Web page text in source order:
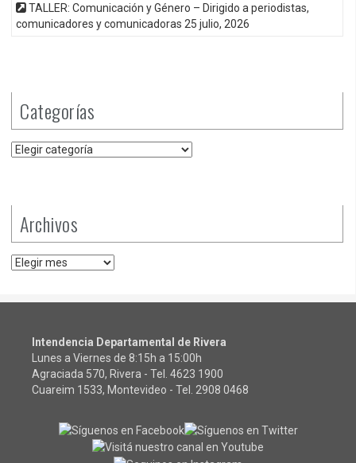
TALLER: Comunicación y Género – Dirigido a periodistas,
comunicadores y comunicadoras 25 julio, 2026
Categorías
Categorías
Archivos
Archivos
Intendencia Departamental de Rivera
Lunes a Viernes de 8:15h a 15:00h
Agraciada 570, Rivera - Tel. 4623 1900
Cuareim 1533, Montevideo - Tel. 2908 0468